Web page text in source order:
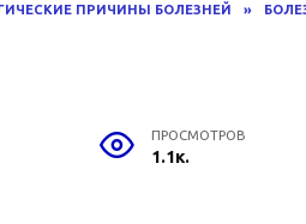
ПРИЧИНЫ БОЛЕЗНЕЙ »
ПРОСМОТРОВ
1.1к.